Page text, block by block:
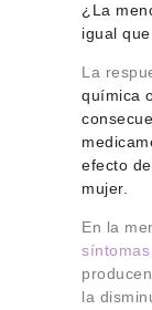
¿La
igual
La
química
efecto
mujer.
En la
la